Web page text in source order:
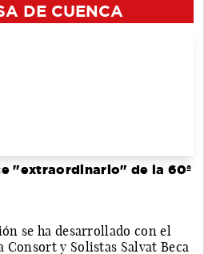
DE CUENCA
"extraordinario" de la 60ª
se ha desarrollado con el
y Solistas Salvat Beca